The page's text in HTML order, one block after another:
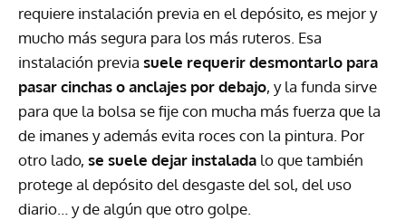
requiere instalación previa en el depósito, es mejor y
mucho más segura para los más ruteros. Esa
instalación previa suele requerir desmontarlo para
pasar cinchas o anclajes por debajo, y la funda sirve
para que la bolsa se fije con mucha más fuerza que la
de imanes y además evita roces con la pintura. Por
otro lado, se suele dejar instalada lo que también
protege al depósito del desgaste del sol, del uso
diario… y de algún que otro golpe.